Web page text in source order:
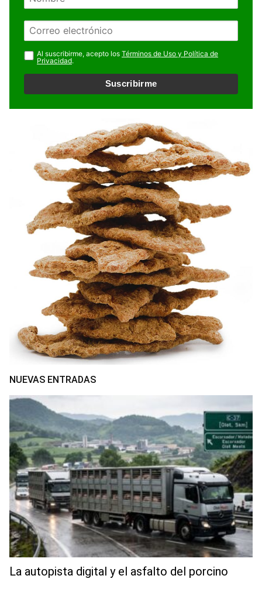
r
e
E
m
a
i
l
Al suscribirme, acepto los Términos de Uso y Política de
Privacidad.
Suscribirme
NUEVAS ENTRADAS
La autopista digital y el asfalto del porcino